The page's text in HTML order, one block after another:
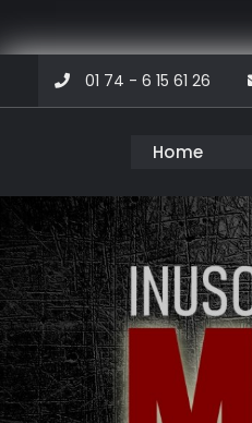
content
01 74 - 6 15 61 26
Musicfactory
Home